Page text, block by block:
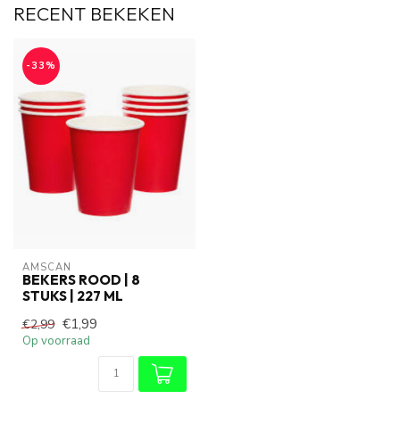
RECENT BEKEKEN
-33%
AMSCAN
BEKERS ROOD | 8
STUKS | 227 ML
€2,99 €1,99
Op voorraad